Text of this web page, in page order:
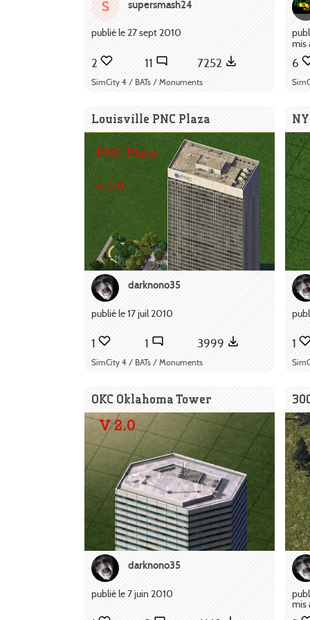
S supersmash24
publié le 27 sept 2010
2 11 7252
SimCity 4 / BATs / Monuments
mis
6
Louisville PNC Plaza
darknono35
publié le 17 juil 2010
1 1 3999
SimCity 4 / BATs / Monuments
1
OKC Oklahoma Tower
darknono35
publié le 7 juin 2010
mis